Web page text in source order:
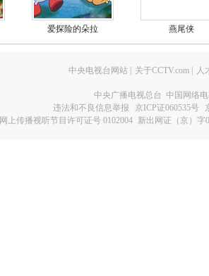
爱探险的朵拉 燕尾侠
中央电视台网站 关于CCTV.com 人
中央广播电视总台 中国网络
违法和不良信息举报
京ICP证060535号
网上传播视听节目许可证号 0102004 新出网证（京）